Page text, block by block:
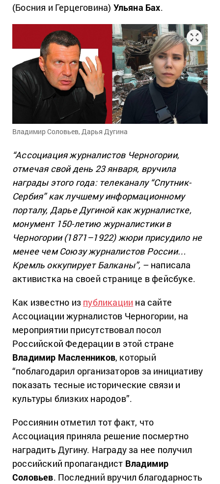
(Босния и Герцеговина) Ульяна Бах.
Владимир Соловьев, Дарья Дугина
“Ассоциация журналистов Черногории,
отмечая свой день 23 января, вручила
награды этого года: телеканалу “Спутник-
Сербия” как лучшему информационному
порталу, Дарье Дугиной как журналистке,
монумент 150-летию журналистики в
Черногории (1871–1922) жюри присудило не
менее чем Союзу журналистов России…
Кремль оккупирует Балканы”, – написала
активистка на своей странице в фейсбуке.
Как известно из публикации на сайте
Ассоциации журналистов Черногории, на
мероприятии присутствовал посол
Российской Федерации в этой стране
Владимир Масленников, который
“поблагодарил организаторов за инициативу
показать тесные исторические связи и
культуры близких народов”.
Россиянин отметил тот факт, что
Ассоциация приняла решение посмертно
наградить Дугину. Награду за нее получил
российский пропагандист Владимир
Соловьев. Последний вручил благодарность